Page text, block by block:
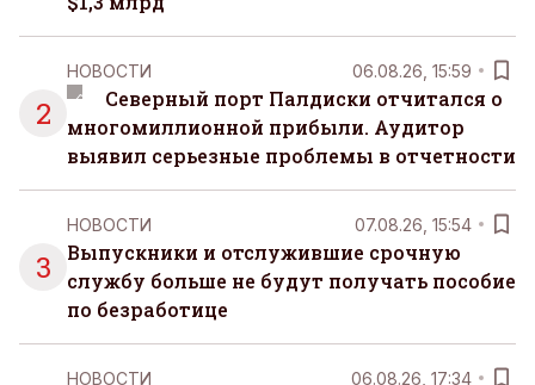
2
НОВОСТИ 06.08.26, 15:59
Северный порт Палдиски отчитался о
многомиллионной прибыли. Аудитор
выявил серьезные проблемы в отчетности
3
НОВОСТИ 07.08.26, 15:54
Выпускники и отслужившие срочную
службу больше не будут получать пособие
по безработице
НОВОСТИ 06.08.26, 17:34